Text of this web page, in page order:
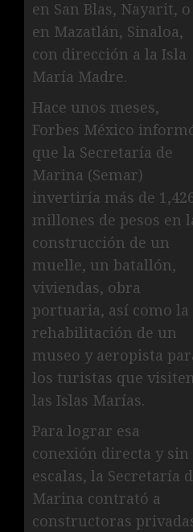
en San Blas, Nayarit, o
en Mazatlán, Sinaloa,
con dirección a la Isla
María Madre.
Hace unos meses,
Forbes México
que la Secretaría de
Marina (Semar)
invertiría más de
millones de pesos en
construcción de un
muelle, un batallón,
viviendas, obra
portuaria, así como la
rehabilitación de un
museo y aeropista
los turistas que
las Islas Marías.
Para lograr esa
conexión directa y sin
escalas, la Secretaría
Marina contrató a
constructoras